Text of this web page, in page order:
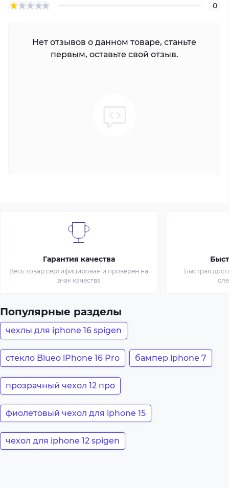
0
Нет отзывов о данном товаре, станьте
первым, оставьте свой отзыв.
Гарантия качества
Весь товар сертифицирован и проверен на
знак качества
Быстрая
Популярные разделы
чехлы для iphone 16 spigen
стекло Blueo iPhone 16 Pro бампер iphone 7
прозрачный чехол 12 про
фиолетовый чехол для iphone 15
чехол для iphone 12 spigen